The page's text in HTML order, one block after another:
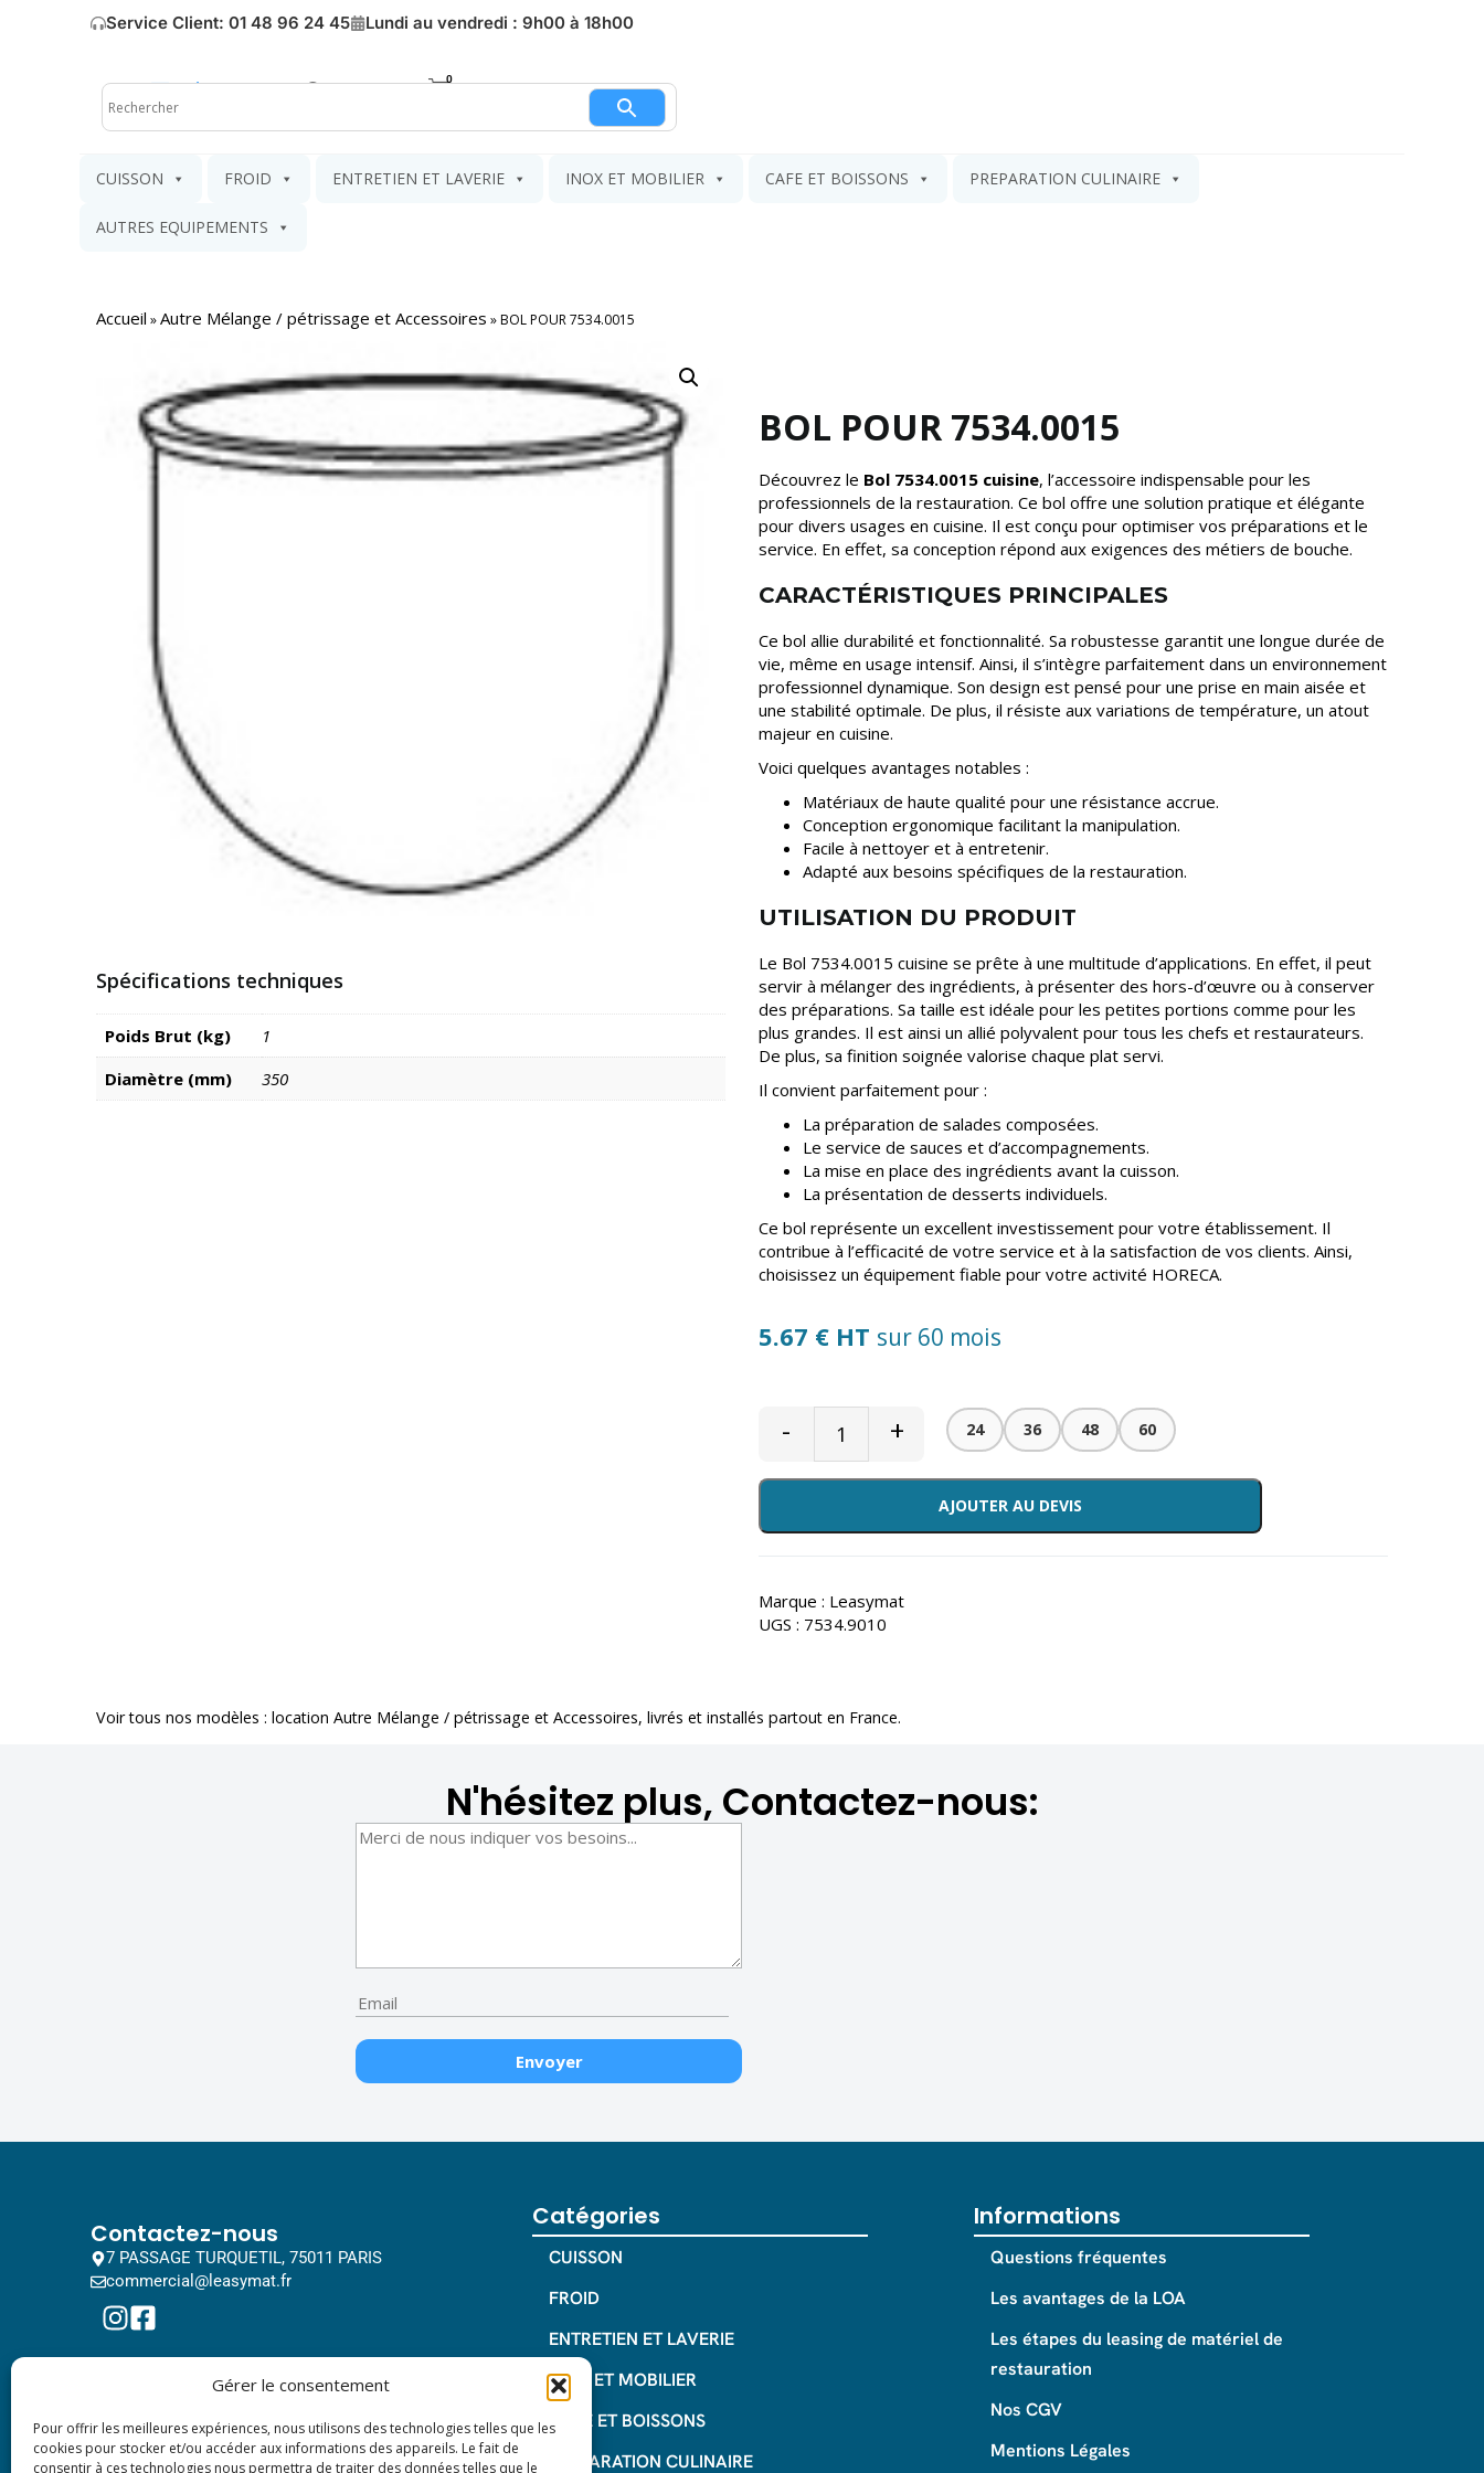
Gérer le consentement
Pour offrir les meilleures expériences, nous utilisons des technologies telles que les
cookies pour stocker et/ou accéder aux informations des appareils. Le fait de
consentir à ces technologies nous permettra de traiter des données telles que le
Service Client: 01 48 96 24 45 Lundi au vendredi : 9h00 à 18h00
Mon compte Mon panier
CUISSON FROID ENTRETIEN ET LAVERIE INOX ET MOBILIER CAFE ET BOISSONS PREPARATION CULINAIRE
AUTRES EQUIPEMENTS
Accueil »Autre Mélange / pétrissage et Accessoires »BOL POUR 7534.0015
Spécifications techniques
Poids Brut (kg)
1
Diamètre (mm)
350
BOL POUR 7534.0015
Découvrez le Bol 7534.0015 cuisine, l’accessoire indispensable pour les
professionnels de la restauration. Ce bol offre une solution pratique et élégante
pour divers usages en cuisine. Il est conçu pour optimiser vos préparations et le
service. En effet, sa conception répond aux exigences des métiers de bouche.
CARACTÉRISTIQUES PRINCIPALES
Ce bol allie durabilité et fonctionnalité. Sa robustesse garantit une longue durée de
vie, même en usage intensif. Ainsi, il s’intègre parfaitement dans un environnement
professionnel dynamique. Son design est pensé pour une prise en main aisée et
une stabilité optimale. De plus, il résiste aux variations de température, un atout
majeur en cuisine.
Voici quelques avantages notables :
Matériaux de haute qualité pour une résistance accrue.
Conception ergonomique facilitant la manipulation.
Facile à nettoyer et à entretenir.
Adapté aux besoins spécifiques de la restauration.
UTILISATION DU PRODUIT
Le Bol 7534.0015 cuisine se prête à une multitude d’applications. En effet, il peut
servir à mélanger des ingrédients, à présenter des hors-d’œuvre ou à conserver
des préparations. Sa taille est idéale pour les petites portions comme pour les
plus grandes. Il est ainsi un allié polyvalent pour tous les chefs et restaurateurs.
De plus, sa finition soignée valorise chaque plat servi.
Il convient parfaitement pour :
La préparation de salades composées.
Le service de sauces et d’accompagnements.
La mise en place des ingrédients avant la cuisson.
La présentation de desserts individuels.
Ce bol représente un excellent investissement pour votre établissement. Il
contribue à l’efficacité de votre service et à la satisfaction de vos clients. Ainsi,
choisissez un équipement fiable pour votre activité HORECA.
5.67 € HT sur 60 mois
- + 24 36 48 60
AJOUTER AU DEVIS
Marque : Leasymat
UGS : 7534.9010
Voir tous nos modèles : location Autre Mélange / pétrissage et Accessoires, livrés et installés partout en France.
N'hésitez plus, Contactez-nous:
Contactez-nous
7 PASSAGE TURQUETIL, 75011 PARIS
commercial@leasymat.fr
Catégories
CUISSON
FROID
ENTRETIEN ET LAVERIE
INOX ET MOBILIER
CAFE ET BOISSONS
PREPARATION CULINAIRE
Informations
Questions fréquentes
Les avantages de la LOA
Les étapes du leasing de matériel de
restauration
Nos CGV
Mentions Légales